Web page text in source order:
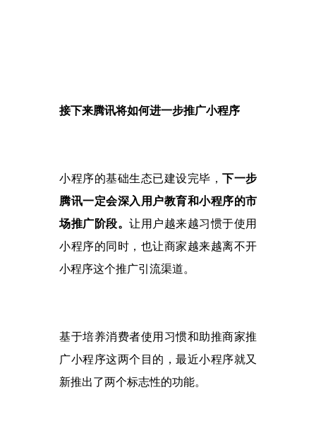
接下来腾讯将如何进一步推广小程序
小程序的基础生态已建设完毕， 下一步
腾讯一定会深入用户教育和小程序的市
场推广阶段。 让用户越来越习惯于使用
小程序的同时，也让商家越来越离不开
小程序这个推广引流渠道。
基于培养消费者使用习惯和助推商家推
广小程序这两个目的，最近小程序就又
新推出了两个标志性的功能。